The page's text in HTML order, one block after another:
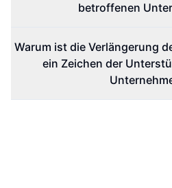
betroffenen
Warum ist die Verlängerung
ein Zeichen der